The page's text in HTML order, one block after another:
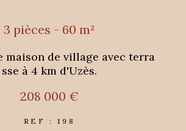
3 pièces - 60 m²
maison de village avec terra
sse à 4 km d'Uzès.
208 000 €
REF : 198